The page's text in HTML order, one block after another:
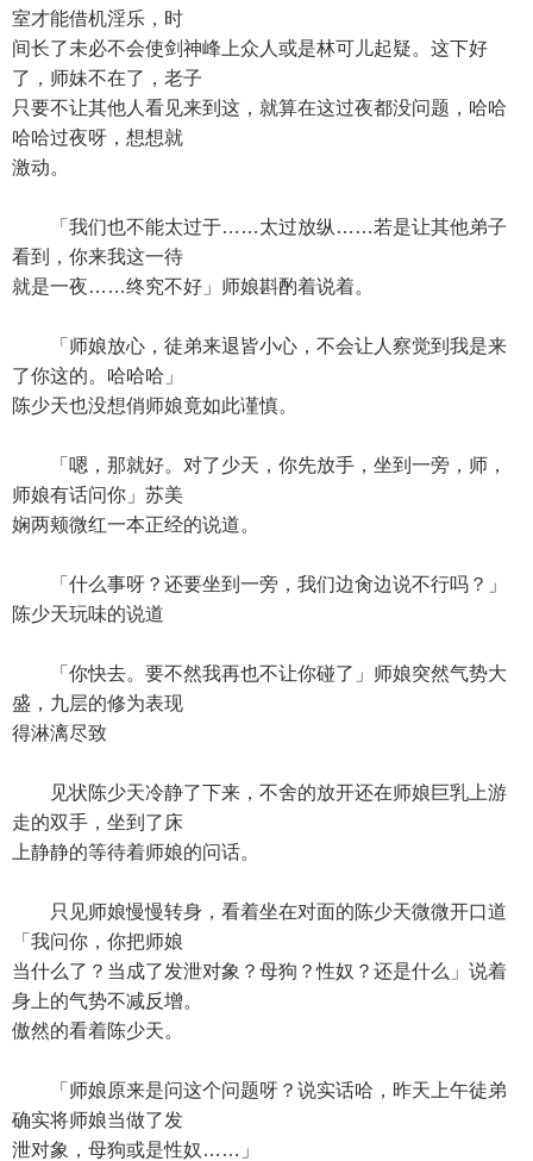
室才能借机淫乐，时
间长了未必不会使剑神峰上众人或是林可儿起疑。这下好
了，师妹不在了，老子
只要不让其他人看见来到这，就算在这过夜都没问题，哈哈
哈哈过夜呀，想想就
激动。
「我们也不能太过于……太过放纵……若是让其他弟子
看到，你来我这一待
就是一夜……终究不好」师娘斟酌着说着。
「师娘放心，徒弟来退皆小心，不会让人察觉到我是来
了你这的。哈哈哈」
陈少天也没想俏师娘竟如此谨慎。
「嗯，那就好。对了少天，你先放手，坐到一旁，师，
师娘有话问你」苏美
娴两颊微红一本正经的说道。
「什么事呀？还要坐到一旁，我们边肏边说不行吗？」
陈少天玩味的说道
「你快去。要不然我再也不让你碰了」师娘突然气势大
盛，九层的修为表现
得淋漓尽致
见状陈少天冷静了下来，不舍的放开还在师娘巨乳上游
走的双手，坐到了床
上静静的等待着师娘的问话。
只见师娘慢慢转身，看着坐在对面的陈少天微微开口道
「我问你，你把师娘
当什么了？当成了发泄对象？母狗？性奴？还是什么」说着
身上的气势不减反增。
傲然的看着陈少天。
「师娘原来是问这个问题呀？说实话哈，昨天上午徒弟
确实将师娘当做了发
泄对象，母狗或是性奴……」